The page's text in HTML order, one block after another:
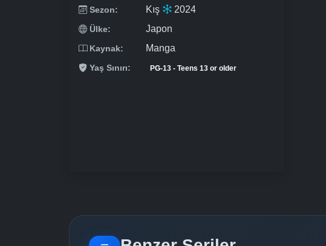
Sezon: Kış 2024
Ülke: Japon
Kaynak: Manga
Yaş Sınırı: PG-13 - Teens 13 or older